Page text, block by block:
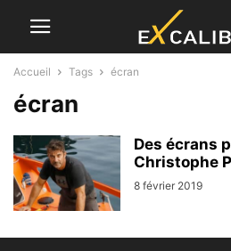
Accueil Tags écran
écran
Des écrans
Christophe
8 février 2019